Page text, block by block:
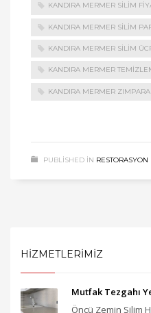
KANDIRA MERMER SILIM
KANDIRA MERMER SILIM
KANDIRA MERMER SILIM
KANDIRA MERMER
KANDIRA MERMER
PUBLISHED IN RESTORASYON
HİZMETLERİMİZ
Mutfak Tezgahı
Öncü Zemin Silim